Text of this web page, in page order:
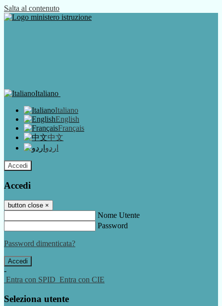
Salta al contenuto
Italiano
Italiano
English
Français
中文
اردو
Accedi
Accedi
button close ×
Nome Utente
Password
Password dimenticata?
-
Entra con SPID Entra con CIE
Seleziona utente